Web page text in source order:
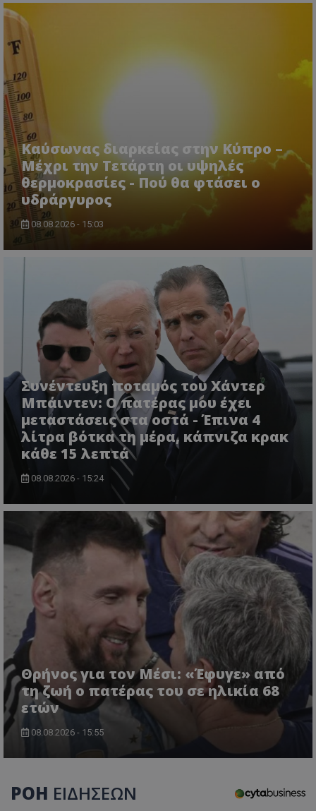
Καύσωνας διαρκείας στην Κύπρο –
Μέχρι την Τετάρτη οι υψηλές
θερμοκρασίες - Πού θα φτάσει ο
υδράργυρος
08.08.2026 - 15:03
Συνέντευξη ποταμός του Χάντερ
Μπάιντεν: Ο πατέρας μου έχει
μεταστάσεις στα οστά - Έπινα 4
λίτρα βότκα τη μέρα, κάπνιζα κρακ
κάθε 15 λεπτά
08.08.2026 - 15:24
Θρήνος για τον Μέσι: «Έφυγε» από
τη ζωή ο πατέρας του σε ηλικία 68
ετών
08.08.2026 - 15:55
ΡΟΗ ΕΙΔΗΣΕΩΝ